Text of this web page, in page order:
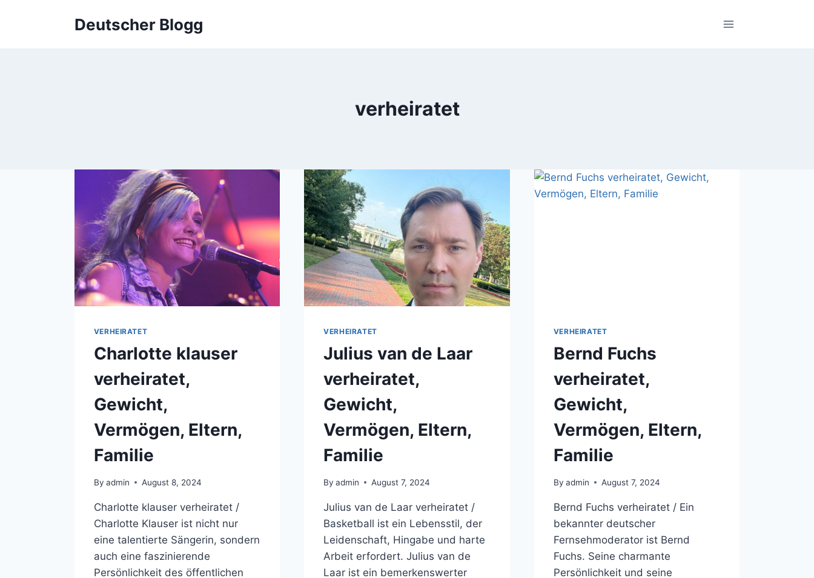
Deutscher Blogg
verheiratet
VERHEIRATET
Charlotte klauser
verheiratet,
Gewicht,
Vermögen, Eltern,
Familie
By admin August 8, 2024
Charlotte klauser verheiratet /
Charlotte Klauser ist nicht nur
eine talentierte Sängerin, sondern
auch eine faszinierende
Persönlichkeit des öffentlichen
VERHEIRATET
Julius van de Laar
verheiratet,
Gewicht,
Vermögen, Eltern,
Familie
By admin August 7, 2024
Julius van de Laar verheiratet /
Basketball ist ein Lebensstil, der
Leidenschaft, Hingabe und harte
Arbeit erfordert. Julius van de
Laar ist ein bemerkenswerter
VERHEIRATET
Bernd Fuchs
verheiratet,
Gewicht,
Vermögen, Eltern,
Familie
By admin August 7, 2024
Bernd Fuchs verheiratet / Ein
bekannter deutscher
Fernsehmoderator ist Bernd
Fuchs. Seine charmante
Persönlichkeit und seine